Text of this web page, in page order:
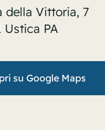
della Vittoria, 7
Ustica PA
su Google Maps